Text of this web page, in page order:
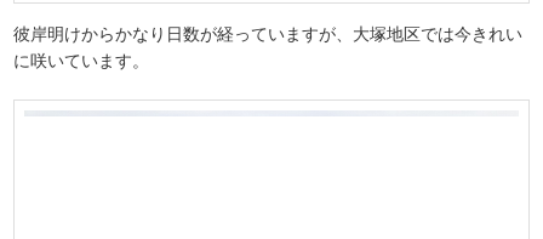
彼岸明けからかなり日数が経っていますが、大塚地区では今きれい
に咲いています。